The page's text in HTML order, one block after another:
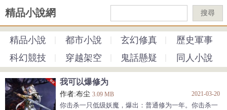
精品小說網 搜尋
精品小說 都市小說 玄幻修真
歷史軍事
科幻競技
穿越架空 鬼話懸疑 同人小說
我可以爆修为
作者:布尘 3.09 MB 2021-03-20
你击杀一只低级妖魔，爆出：普通修为一年。你击杀一